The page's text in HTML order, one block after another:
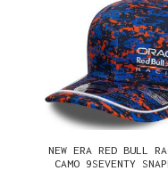
NEW ERA RED BULL
CAMO 9SEVENTY